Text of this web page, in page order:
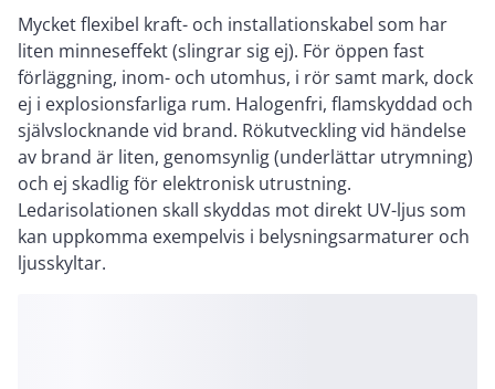
Mycket flexibel kraft- och installationskabel som har
liten minneseffekt (slingrar sig ej). För öppen fast
förläggning, inom- och utomhus, i rör samt mark, dock
ej i explosionsfarliga rum. Halogenfri, flamskyddad och
självslocknande vid brand. Rökutveckling vid händelse
av brand är liten, genomsynlig (underlättar utrymning)
och ej skadlig för elektronisk utrustning.
Ledarisolationen skall skyddas mot direkt UV-ljus som
kan uppkomma exempelvis i belysningsarmaturer och
ljusskyltar.